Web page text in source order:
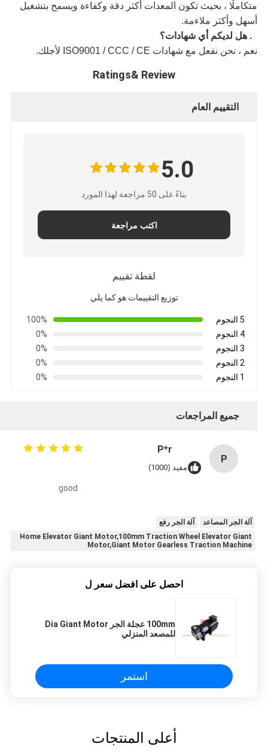
متكاملًا ، بحيث تكون المعدات أكثر دقة وكفاءة ويسمح بتشغيل
أسهل وأكثر ملاءمة.
نعم ، نحن نفعل مع شهادات ISO9001 / CCC / CE لأجلك.
Ratings& Review
التقييم العام
5.0
بناءً على 50 مراجعة لهذا المورد
اكتب مراجعة
لقطة تقييم
توزيع التقييمات هو كما يلي
5 النجوم
100%
4 النجوم
0%
3 النجوم
0%
2 النجوم
0%
1 النجوم
0%
جميع المراجعات
P
P*r
مفيد (1000)
good
آلة الجر المصاعد
آلة الجر رفع
Home Elevator Giant Motor,100mm Traction Wheel Elevator Giant
Motor,Giant Motor Gearless Traction Machine
احصل على افضل سعر ل
100mm عجلة الجر Dia Giant Motor
للمصعد المنزلي
استمر
أعلى المنتجات